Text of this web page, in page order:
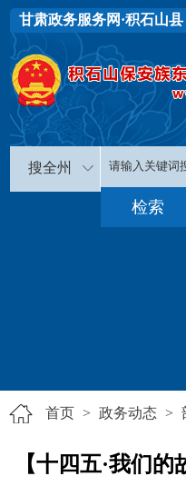
甘肃政务服务网·积石山县
搜全州
首页 > 政务动态 >
【十四五·我们